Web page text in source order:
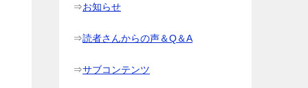
⇒お知らせ
⇒読者さんからの声＆Q＆A
⇒サブコンテンツ